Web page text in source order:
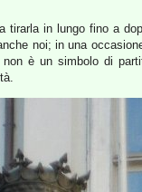
tirarla in lungo fino a
noi; in una
non è un simbolo di